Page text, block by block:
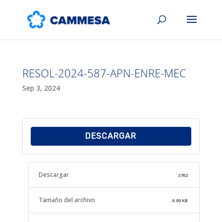
RESOL-2024-587-APN-ENRE-MEC
Sep 3, 2024
DESCARGAR
Descargar 2702
Tamaño del archivo 0.00 KB